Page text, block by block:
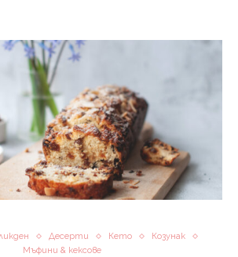
Десерти Кето
Козунак
Мъфини & кексове